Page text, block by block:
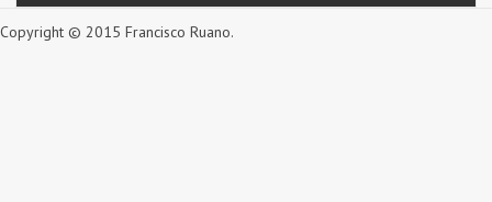
Copyright © 2015 Francisco Ruano.